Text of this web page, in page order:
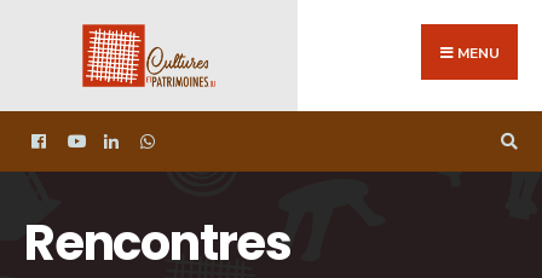
MENU
Rencontres